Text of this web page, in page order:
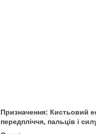
Призначення: Кистьовий
передпліччя, пальців і